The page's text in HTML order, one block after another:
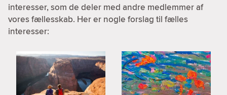
interesser, som de deler med andre medlemmer af
vores fællesskab. Her er nogle forslag til fælles
interesser: